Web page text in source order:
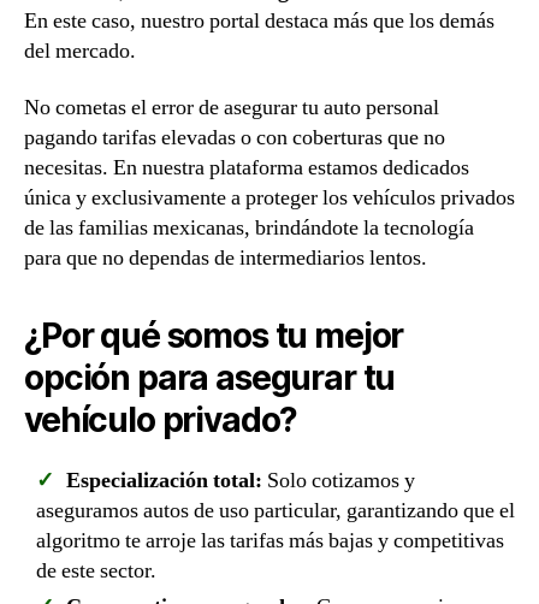
En este caso, nuestro portal destaca más que los demás
del mercado.
No cometas el error de asegurar tu auto personal
pagando tarifas elevadas o con coberturas que no
necesitas. En nuestra plataforma estamos dedicados
única y exclusivamente a proteger los vehículos privados
de las familias mexicanas, brindándote la tecnología
para que no dependas de intermediarios lentos.
¿Por qué somos tu mejor
opción para asegurar tu
vehículo privado?
Especialización total: Solo cotizamos y
aseguramos autos de uso particular, garantizando que el
algoritmo te arroje las tarifas más bajas y competitivas
de este sector.